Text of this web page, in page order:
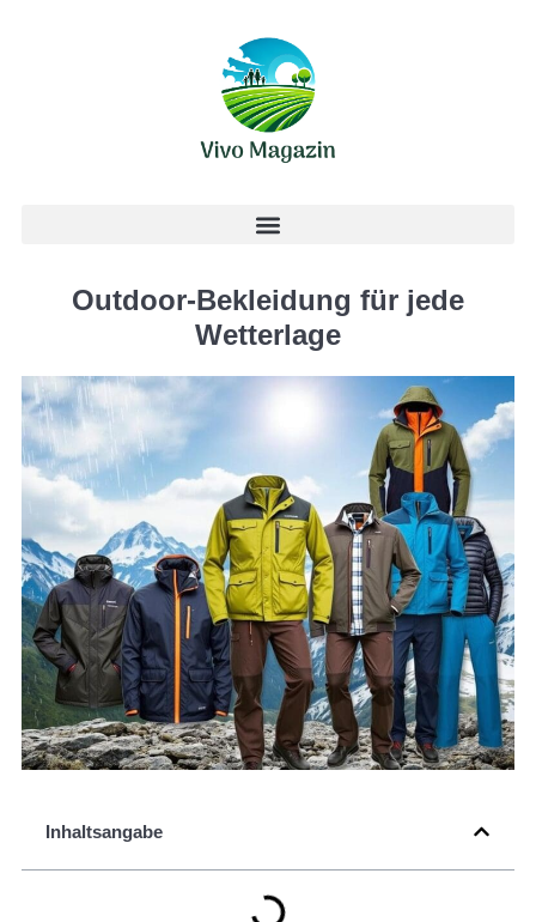
Outdoor-Bekleidung für jede
Wetterlage
Inhaltsangabe